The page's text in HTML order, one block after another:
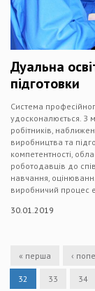
Дуальна
підготовки
Система
удосконалюється. З
робітників,
виробництва та
компетентності,
роботодавців до
навчання,
виробничий процес
30.01.2019
« перша ‹
32 33 34